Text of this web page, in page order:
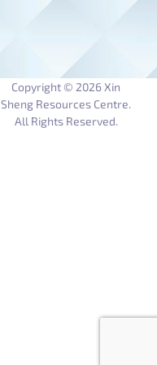
Copyright © 2026 Xin
Sheng Resources Centre.
All Rights Reserved.